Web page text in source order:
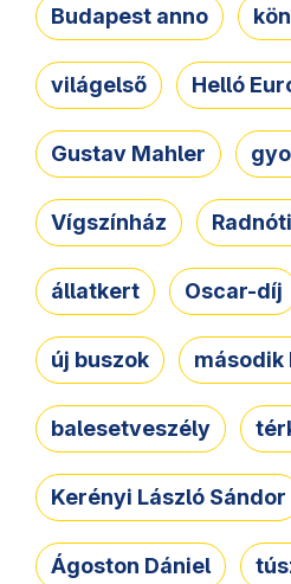
Budapest anno
világelső Helló
Gustav Mahler
Vígszínház
állatkert Oscar-díj
új buszok második
balesetveszély
Kerényi László Sándor
Ágoston Dániel